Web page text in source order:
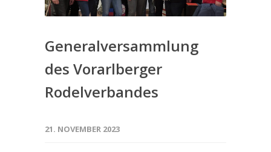
Generalversammlung
des Vorarlberger
Rodelverbandes
21. NOVEMBER 2023